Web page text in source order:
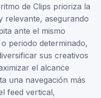
de Clips prioriza la
relevante, asegurando
ante el mismo
periodo determinado,
sus creativos
el alcance
una navegación más
feed vertical,